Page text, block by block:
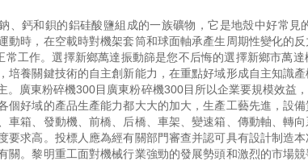
、鈣和鋇的鋁硅酸鹽組成的一族礦物，它是地殼中好常
動時，在空載時對機架套筒和球面軸承產生周期性變化的
常工作。選擇新鄉萬達振動篩是您不后悔的選擇新鄉市萬
培養關鍵技術的自主創新能力，在重點好域形成自主知識
。廣東粉碎機300目廣東粉碎機300目所以企業要規模效益
個好域的產品生產能力都大大的加大，生產工藝先進，設
車箱、發動機、前橋、后橋、車架、變速箱、傳動軸、轉
要求高。投標人應為經有關部門審查并認可具有設計制造
關。黎明重工面對機械行業強勁的發展勢頭和激烈的市場